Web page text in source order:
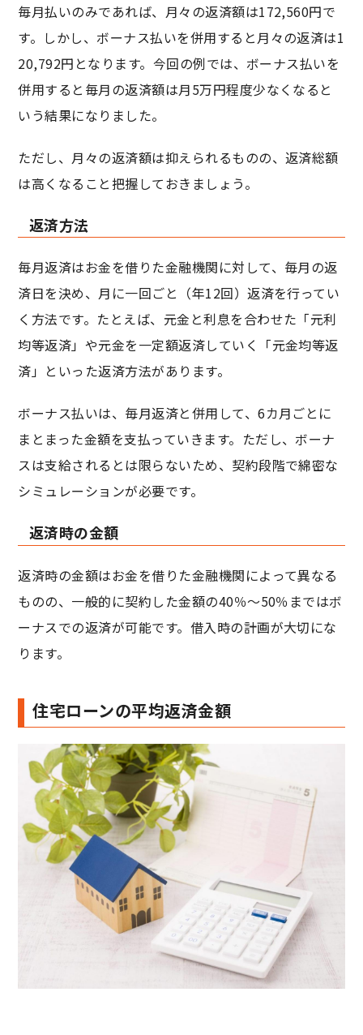
毎月払いのみであれば、月々の返済額は172,560円で
す。しかし、ボーナス払いを併用すると月々の返済は1
20,792円となります。今回の例では、ボーナス払いを
併用すると毎月の返済額は月5万円程度少なくなると
いう結果になりました。
ただし、月々の返済額は抑えられるものの、返済総額
は高くなること把握しておきましょう。
返済方法
毎月返済はお金を借りた金融機関に対して、毎月の返
済日を決め、月に一回ごと（年12回）返済を行ってい
く方法です。たとえば、元金と利息を合わせた「元利
均等返済」や元金を一定額返済していく「元金均等返
済」といった返済方法があります。
ボーナス払いは、毎月返済と併用して、6カ月ごとに
まとまった金額を支払っていきます。ただし、ボーナ
スは支給されるとは限らないため、契約段階で綿密な
シミュレーションが必要です。
返済時の金額
返済時の金額はお金を借りた金融機関によって異なる
ものの、一般的に契約した金額の40％～50％まではボ
ーナスでの返済が可能です。借入時の計画が大切にな
ります。
住宅ローンの平均返済金額